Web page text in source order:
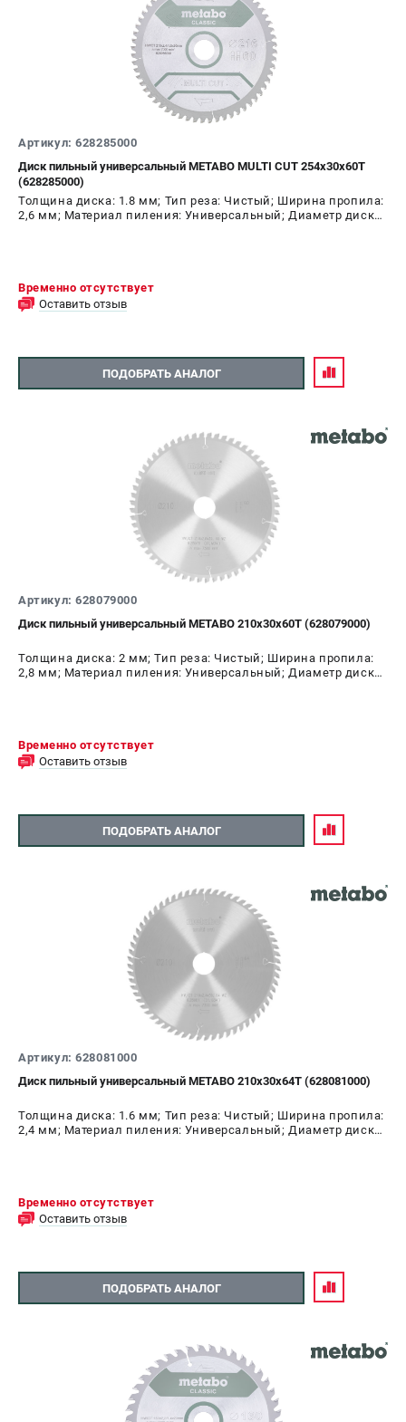
Артикул: 628285000
Диск пильный универсальный METABO MULTI CUT 254х30х60T
(628285000)
Толщина диска: 1.8 мм; Тип реза: Чистый; Ширина пропила:
2,6 мм; Материал пиления: Универсальный; Диаметр диска:
Временно отсутствует
Оставить отзыв
ПОДОБРАТЬ АНАЛОГ
Артикул: 628079000
Диск пильный универсальный METABO 210х30х60Т (628079000)
Толщина диска: 2 мм; Тип реза: Чистый; Ширина пропила:
2,8 мм; Материал пиления: Универсальный; Диаметр диска:
Временно отсутствует
Оставить отзыв
ПОДОБРАТЬ АНАЛОГ
Артикул: 628081000
Диск пильный универсальный METABO 210х30х64Т (628081000)
Толщина диска: 1.6 мм; Тип реза: Чистый; Ширина пропила:
2,4 мм; Материал пиления: Универсальный; Диаметр диска:
Временно отсутствует
Оставить отзыв
ПОДОБРАТЬ АНАЛОГ